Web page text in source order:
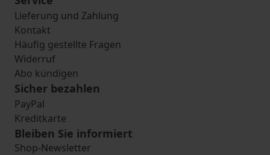
Lieferung und Zahlung
Kontakt
Häufig gestellte Fragen
Widerruf
Abo kündigen
Sicher bezahlen
PayPal
Kreditkarte
Bleiben Sie informiert
Shop-Newsletter